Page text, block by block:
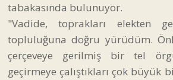
tabakasında bulunuyor.
"Vadide, toprakları elekten
topluluğuna doğru yürüdüm.
çerçeveye gerilmiş bir tel
geçirmeye çalıştıkları çok büyük